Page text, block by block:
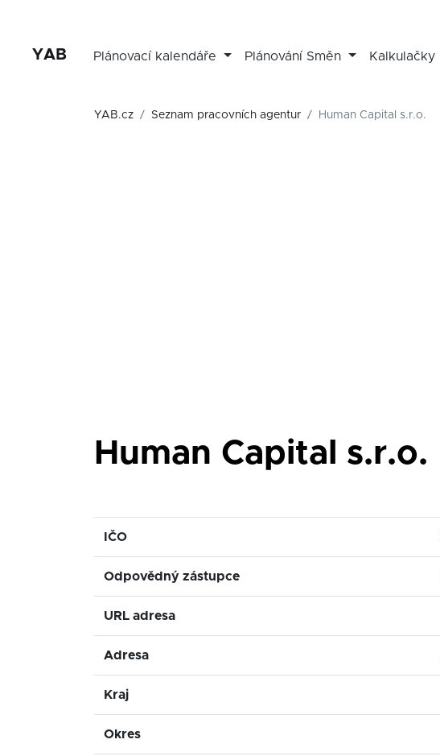
YAB Plánovací kalendáře Plánování Směn Kalkulačky
YAB.cz Seznam pracovních agentur Human Capital s.r.o.
Human Capital s.r.o.
IČO
Odpovědný zástupce
URL adresa
Adresa
Kraj
Okres